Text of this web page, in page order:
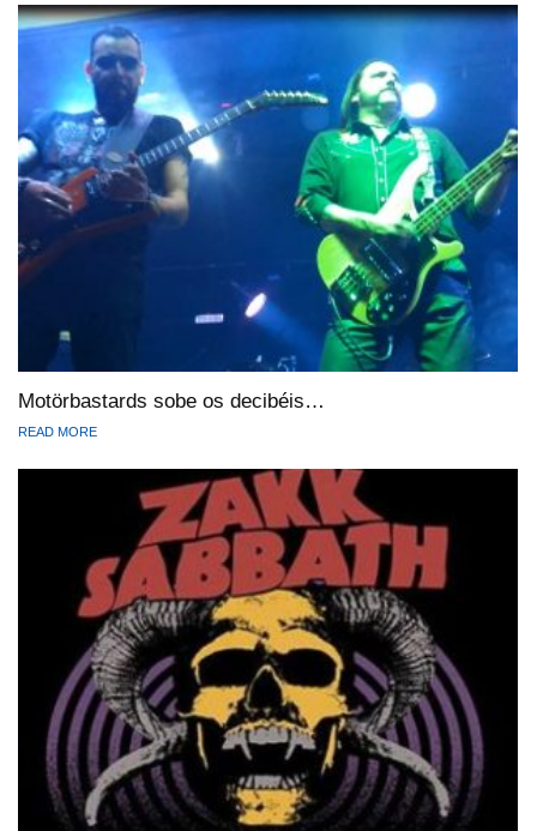
Motörbastards sobe os decibéis…
READ MORE